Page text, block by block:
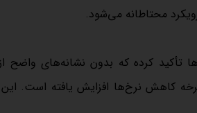
محتاطانه می‌شود.
تأکید کرده که بدون نشانه‌های
کاهش نرخ‌ها افزایش یافته است. این